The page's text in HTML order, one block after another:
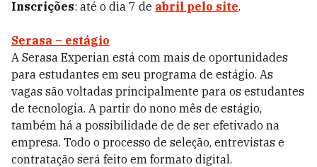
Inscrições: até o dia 7 de abril pelo site.
Serasa – estágio
A Serasa Experian está com mais de oportunidades
para estudantes em seu programa de estágio. As
vagas são voltadas principalmente para os estudantes
de tecnologia. A partir do nono mês de estágio,
também há a possibilidade de de ser efetivado na
empresa. Todo o processo de seleção, entrevistas e
contratação será feito em formato digital.